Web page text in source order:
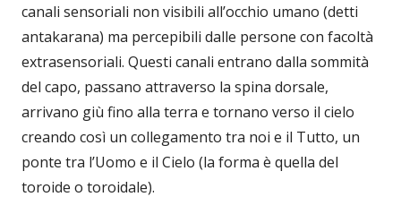
canali sensoriali non visibili all’occhio umano (detti
antakarana) ma percepibili dalle persone con facoltà
extrasensoriali. Questi canali entrano dalla sommità
del capo, passano attraverso la spina dorsale,
arrivano giù fino alla terra e tornano verso il cielo
creando così un collegamento tra noi e il Tutto, un
ponte tra l’Uomo e il Cielo (la forma è quella del
toroide o toroidale).